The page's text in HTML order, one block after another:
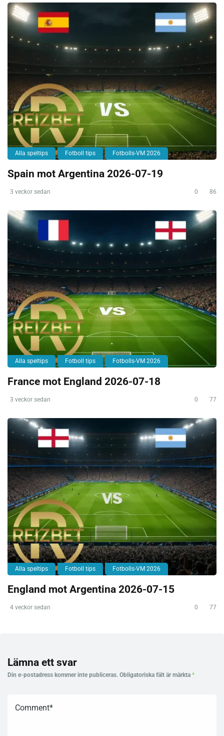
Alla speltips Fotboll tips Fotbolls-VM 2026
Spain mot Argentina 2026-07-19
3 veckor sedan 0 86
Alla speltips Fotboll tips Fotbolls-VM 2026
France mot England 2026-07-18
3 veckor sedan 0 77
Alla speltips Fotboll tips Fotbolls-VM 2026
England mot Argentina 2026-07-15
4 veckor sedan 0 77
Lämna ett svar
Din e-postadress kommer inte publiceras. Obligatoriska fält är märkta *